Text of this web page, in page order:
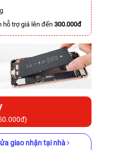
-6.500.000đ
hỗ trợ giá lên đến 300.000đ
giao nhận tại nhà